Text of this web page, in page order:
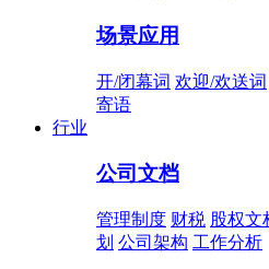
场景应用
开/闭幕词 欢迎/欢送词
寄语
行业
公司文档
管理制度 财税 股权文
划 公司架构 工作分析